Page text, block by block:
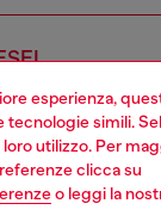
esperienza,
tecnologie simili.
utilizzo. Per
clicca su
o leggi la
Italia